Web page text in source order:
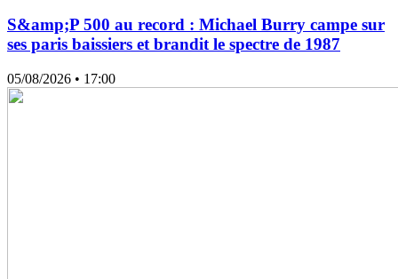
S&amp;P 500 au record : Michael Burry campe sur
ses paris baissiers et brandit le spectre de 1987
05/08/2026 • 17:00